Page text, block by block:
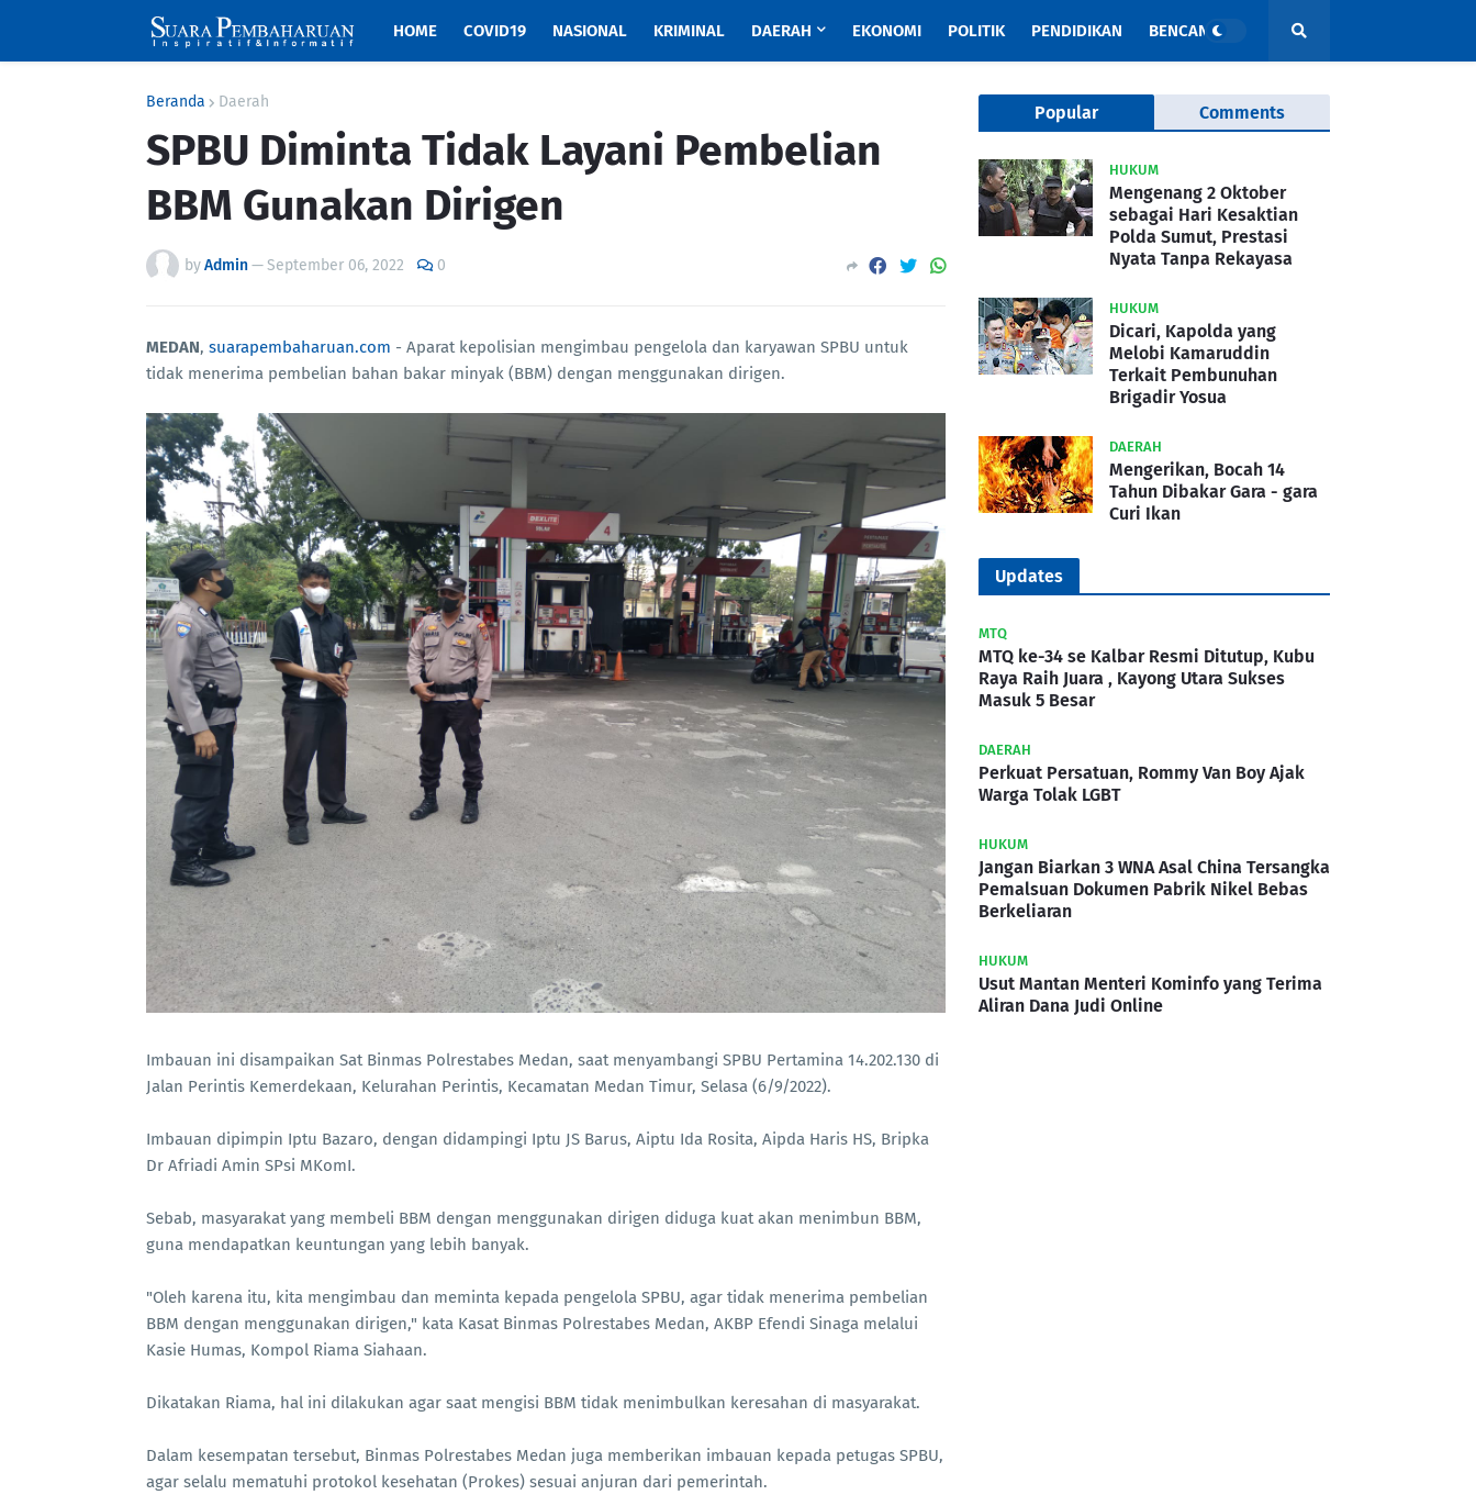
HOME COVID19 NASIONAL KRIMINAL DAERAH EKONOMI POLITIK PENDIDIKAN BENCANA
Beranda Daerah
SPBU Diminta Tidak Layani Pembelian
BBM Gunakan Dirigen
byAdmin—September 06, 2022 0
MEDAN, suarapembaharuan.com - Aparat kepolisian mengimbau pengelola dan karyawan SPBU untuk
tidak menerima pembelian bahan bakar minyak (BBM) dengan menggunakan dirigen.
Imbauan ini disampaikan Sat Binmas Polrestabes Medan, saat menyambangi SPBU Pertamina 14.202.130 di
Jalan Perintis Kemerdekaan, Kelurahan Perintis, Kecamatan Medan Timur, Selasa (6/9/2022).
Imbauan dipimpin Iptu Bazaro, dengan didampingi Iptu JS Barus, Aiptu Ida Rosita, Aipda Haris HS, Bripka
Dr Afriadi Amin SPsi MKomI.
Sebab, masyarakat yang membeli BBM dengan menggunakan dirigen diduga kuat akan menimbun BBM,
guna mendapatkan keuntungan yang lebih banyak.
"Oleh karena itu, kita mengimbau dan meminta kepada pengelola SPBU, agar tidak menerima pembelian
BBM dengan menggunakan dirigen," kata Kasat Binmas Polrestabes Medan, AKBP Efendi Sinaga melalui
Kasie Humas, Kompol Riama Siahaan.
Dikatakan Riama, hal ini dilakukan agar saat mengisi BBM tidak menimbulkan keresahan di masyarakat.
Dalam kesempatan tersebut, Binmas Polrestabes Medan juga memberikan imbauan kepada petugas SPBU,
agar selalu mematuhi protokol kesehatan (Prokes) sesuai anjuran dari pemerintah.
Popular Comments
HUKUM
Mengenang 2 Oktober
sebagai Hari Kesaktian
Polda Sumut, Prestasi
Nyata Tanpa Rekayasa
HUKUM
Dicari, Kapolda yang
Melobi Kamaruddin
Terkait Pembunuhan
Brigadir Yosua
DAERAH
Mengerikan, Bocah 14
Tahun Dibakar Gara - gara
Curi Ikan
Updates
MTQ
MTQ ke-34 se Kalbar Resmi Ditutup, Kubu
Raya Raih Juara , Kayong Utara Sukses
Masuk 5 Besar
DAERAH
Perkuat Persatuan, Rommy Van Boy Ajak
Warga Tolak LGBT
HUKUM
Jangan Biarkan 3 WNA Asal China Tersangka
Pemalsuan Dokumen Pabrik Nikel Bebas
Berkeliaran
HUKUM
Usut Mantan Menteri Kominfo yang Terima
Aliran Dana Judi Online